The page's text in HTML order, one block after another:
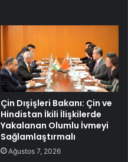
Çin Dışişleri Bakanı: Çin ve
Hindistan İkili İlişkilerde
Yakalanan Olumlu İvmeyi
Sağlamlaştırmalı
Ağustos 7, 2026